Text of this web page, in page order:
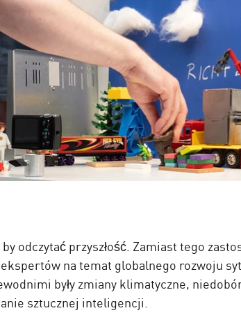
odczytać przyszłość. Zamiast tego
na temat globalnego rozwoju
były zmiany klimatyczne,
sztucznej inteligencji.